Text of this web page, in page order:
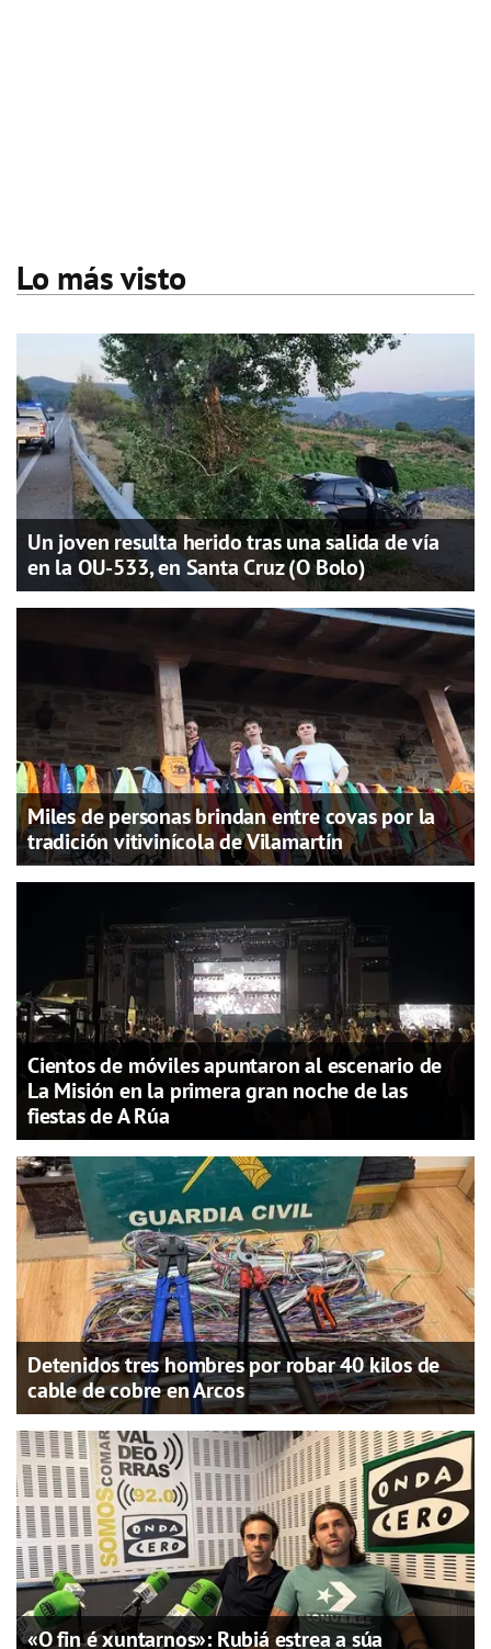
Lo más visto
Un joven resulta herido tras una salida de vía
en la OU-533, en Santa Cruz (O Bolo)
Miles de personas brindan entre covas por la
tradición vitivinícola de Vilamartín
Cientos de móviles apuntaron al escenario de
La Misión en la primera gran noche de las
fiestas de A Rúa
Detenidos tres hombres por robar 40 kilos de
cable de cobre en Arcos
«O fin é xuntarnos»: Rubiá estrea a súa